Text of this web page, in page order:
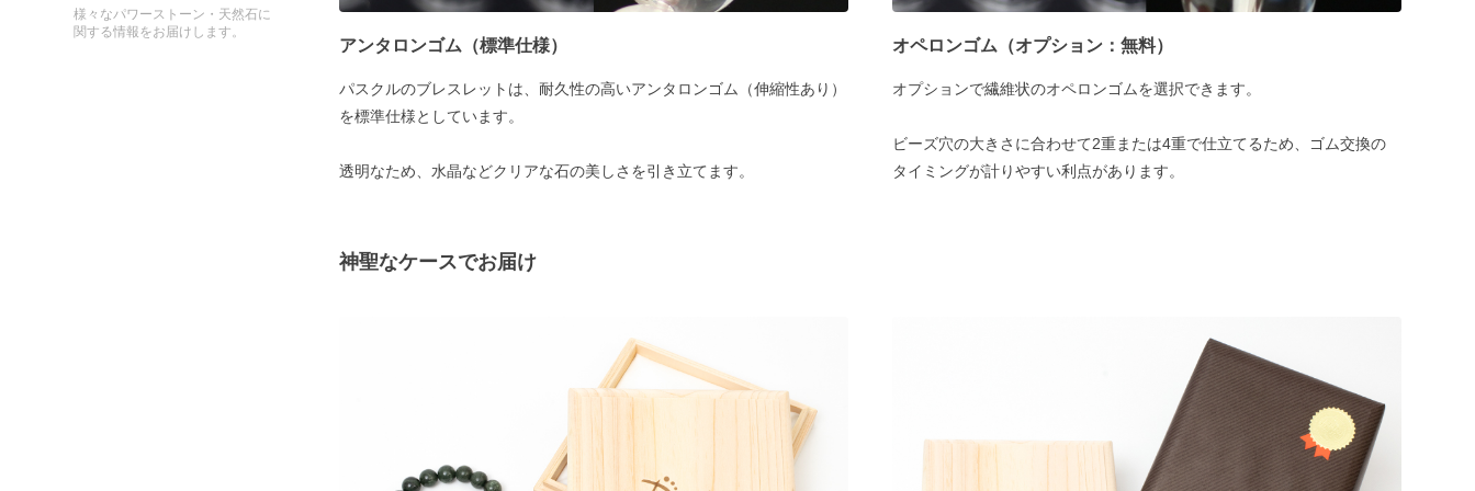
様々なパワーストーン・天然石に
関する情報をお届けします。
アンタロンゴム（標準仕様）
パスクルのブレスレットは、耐久性の高いアンタロンゴム（伸縮性あり）
を標準仕様としています。
透明なため、水晶などクリアな石の美しさを引き立てます。
オペロンゴム（オプション：無料）
オプションで繊維状のオペロンゴムを選択できます。
ビーズ穴の大きさに合わせて2重または4重で仕立てるため、ゴム交換の
タイミングが計りやすい利点があります。
神聖なケースでお届け